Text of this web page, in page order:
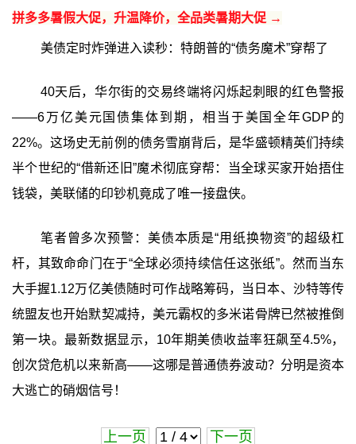
拼多多暑假大促，升温降价，全品类暑期大促 →
美债定时炸弹进入读秒：特朗普的“债务魔术”穿帮了
40天后，华尔街的交易终端将闪烁起刺眼的红色警报
——6万亿美元国债集体到期，相当于美国全年GDP的
22%。这场史无前例的债务雪崩背后，是华盛顿精英们持续
半个世纪的“借新还旧”魔术彻底穿帮：当全球买家开始捂住
钱袋，美联储的印钞机竟成了唯一接盘侠。
笔者曾多次预警：美债本质是“用纸换物资”的超级杠
杆，其致命命门在于“全球必须持续信任这张纸”。然而当东
大手握1.12万亿美债随时可作战略筹码，当日本、沙特等传
统盟友也开始默契减持，美元霸权的多米诺骨牌已然被推倒
第一块。最新数据显示，10年期美债收益率狂飙至4.5%，
创次贷危机以来新高——这哪是普通债券波动？分明是资本
大逃亡的硝烟信号！
上一页 下一页